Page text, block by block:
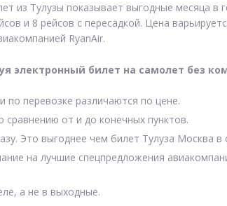
из Тулузы показывает выгодные месяца в
и 8 рейсов с пересадкой. Цена
RyanAir.
электронный билет на самолет без
по перевозке различаются по цене.
от и до конечных пунктов.
Это выгоднее чем билет Тулуза Москва в
на лучшие спецпредложения
а не в выходные.